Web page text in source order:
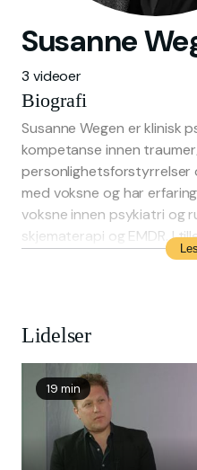
Susanne
3 videoer
Biografi
Susanne Wegen er klinisk
kompetanse innen
personlighetsforstyrrelser
med voksne og har
voksne innen psykiatri og
skjematerapi og EMDR. I
helseinstitusjon og egen
inkludert psykisk
Barnevernnemnda. Hun
institusjon for mental
Lidelser
19 min